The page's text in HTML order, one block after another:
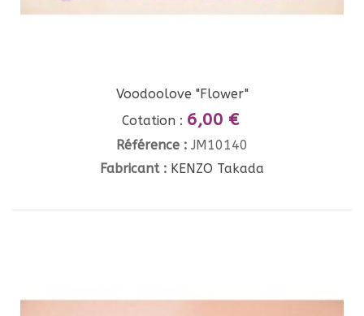
Voodoolove "Flower"
Cotation : 6,00 €
Référence : JM10140
Fabricant : KENZO Takada